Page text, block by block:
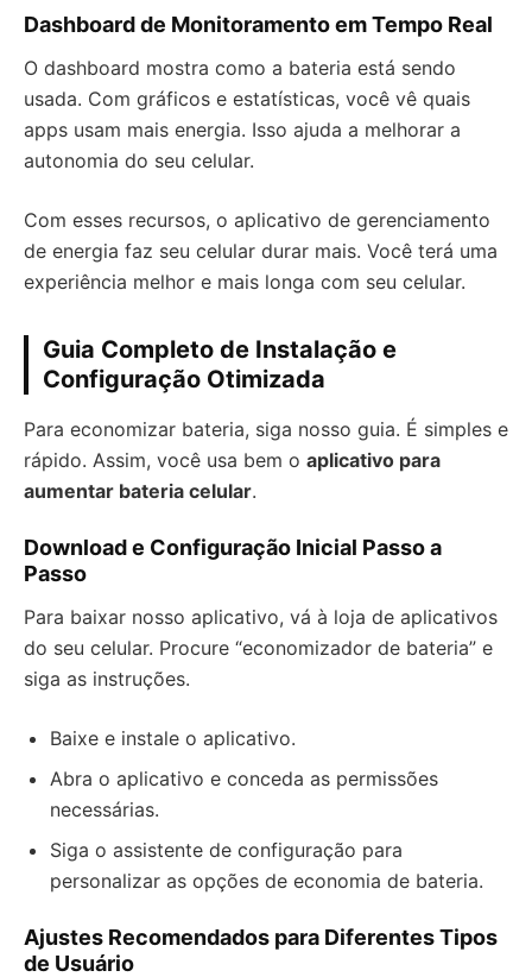
Dashboard de Monitoramento em Tempo Real
O dashboard mostra como a bateria está sendo
usada. Com gráficos e estatísticas, você vê quais
apps usam mais energia. Isso ajuda a melhorar a
autonomia do seu celular.
Com esses recursos, o aplicativo de gerenciamento
de energia faz seu celular durar mais. Você terá uma
experiência melhor e mais longa com seu celular.
Guia Completo de Instalação e
Configuração Otimizada
Para economizar bateria, siga nosso guia. É simples e
rápido. Assim, você usa bem o aplicativo para
aumentar bateria celular.
Download e Configuração Inicial Passo a
Passo
Para baixar nosso aplicativo, vá à loja de aplicativos
do seu celular. Procure “economizador de bateria” e
siga as instruções.
Baixe e instale o aplicativo.
Abra o aplicativo e conceda as permissões
necessárias.
Siga o assistente de configuração para
personalizar as opções de economia de bateria.
Ajustes Recomendados para Diferentes Tipos
de Usuário